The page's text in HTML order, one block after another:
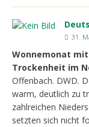
31.
Wonnemonat
Trockenheit im
Offenbach. DWD.
warm, deutlich zu
zahlreichen
setzten sich nicht